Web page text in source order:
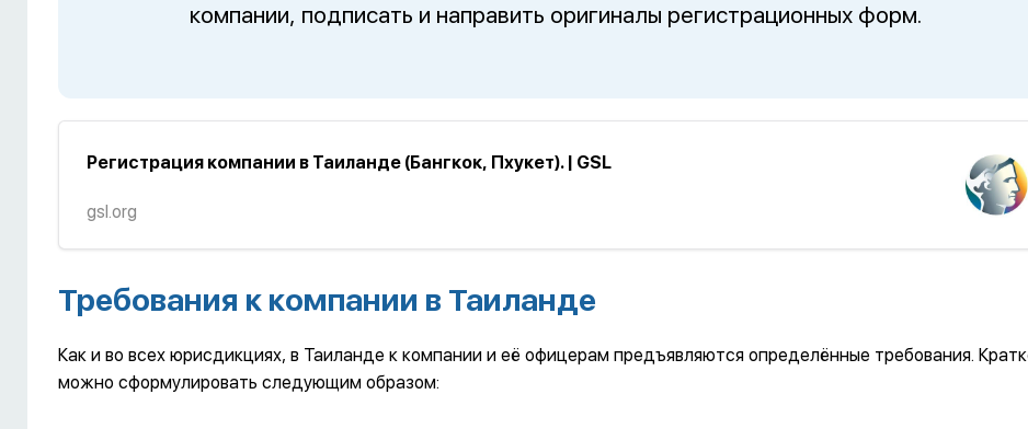
компании, подписать и направить оригиналы регистрационных форм.
Регистрация компании в Таиланде (Бангкок, Пхукет). | GSL
gsl.org
Требования к компании в Таиланде
Как и во всех юрисдикциях, в Таиланде к компании и её офицерам предъявляются определённые требования.
можно сформулировать следующим образом: